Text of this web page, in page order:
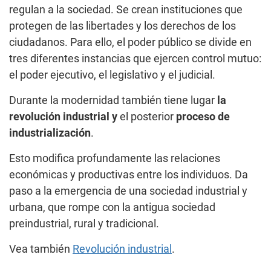
regulan a la sociedad. Se crean instituciones que
protegen de las libertades y los derechos de los
ciudadanos. Para ello, el poder público se divide en
tres diferentes instancias que ejercen control mutuo:
el poder ejecutivo, el legislativo y el judicial.
Durante la modernidad también tiene lugar la
revolución industrial y el posterior proceso de
industrialización.
Esto modifica profundamente las relaciones
económicas y productivas entre los individuos. Da
paso a la emergencia de una sociedad industrial y
urbana, que rompe con la antigua sociedad
preindustrial, rural y tradicional.
Vea también Revolución industrial .